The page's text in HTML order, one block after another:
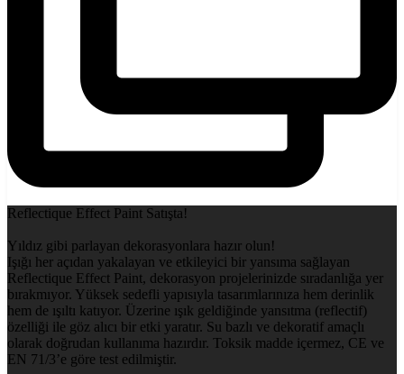
Reflectique Effect Paint Satışta!
Yıldız gibi parlayan dekorasyonlara hazır olun!
Işığı her açıdan yakalayan ve etkileyici bir yansıma sağlayan
Reflectique Effect Paint, dekorasyon projelerinizde sıradanlığa yer
bırakmıyor. Yüksek sedefli yapısıyla tasarımlarınıza hem derinlik
hem de ışıltı katıyor. Üzerine ışık geldiğinde yansıtma (reflectif)
özelliği ile göz alıcı bir etki yaratır. Su bazlı ve dekoratif amaçlı
olarak doğrudan kullanıma hazırdır. Toksik madde içermez, CE ve
EN 71/3’e göre test edilmiştir.